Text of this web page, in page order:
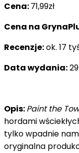
Cena:71,99zł
Cena na
Recenzje:ok. 17
Data wydania:
Opis:Paint the
hordami
tylko wpadnie
oryginalna